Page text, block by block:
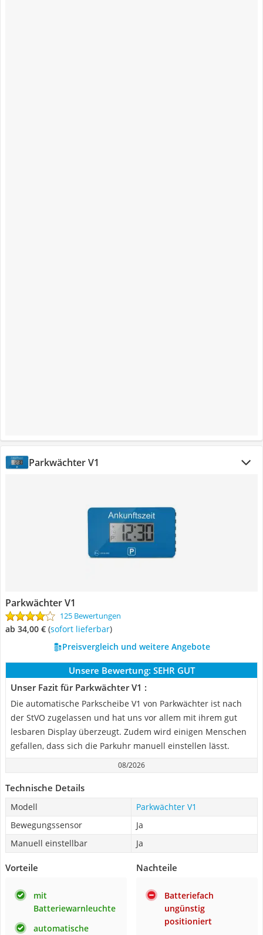
Parkwächter V1 ‎
Parkwächter V1 ‎
125 Bewertungen
ab 34,00 € ( Sofort lieferbar)
Preisvergleich und weitere Angebote
Unsere Bewertung: SEHR GUT
Unser Fazit für Parkwächter V1 ‎:
Die automatische Parkscheibe V1 von Parkwächter ist nach
der StVO zugelassen und hat uns vor allem mit ihrem gut
lesbaren Display überzeugt. Zudem wird einigen Menschen
gefallen, dass sich die Parkuhr manuell einstellen lässt.
08/2026
Technische Details
Modell
Parkwächter V1 ‎
Bewegungssensor
Ja
Manuell einstellbar
Ja
Vorteile
mit
Batteriewarnleuchte
automatische
Nachteile
Batteriefach
ungünstig
positioniert